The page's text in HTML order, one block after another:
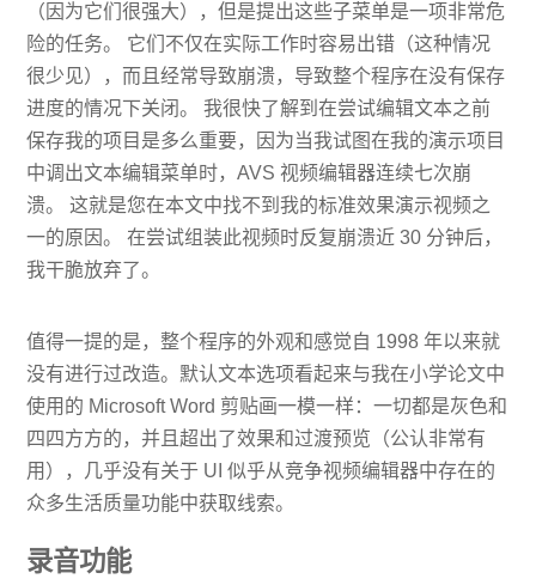
（因为它们很强大），但是提出这些子菜单是一项非常危
险的任务。 它们不仅在实际工作时容易出错（这种情况
很少见），而且经常导致崩溃，导致整个程序在没有保存
进度的情况下关闭。 我很快了解到在尝试编辑文本之前
保存我的项目是多么重要，因为当我试图在我的演示项目
中调出文本编辑菜单时，AVS 视频编辑器连续七次崩
溃。 这就是您在本文中找不到我的标准效果演示视频之
一的原因。 在尝试组装此视频时反复崩溃近 30 分钟后，
我干脆放弃了。
值得一提的是，整个程序的外观和感觉自 1998 年以来就
没有进行过改造。默认文本选项看起来与我在小学论文中
使用的 Microsoft Word 剪贴画一模一样：一切都是灰色和
四四方方的，并且超出了效果和过渡预览（公认非常有
用），几乎没有关于 UI 似乎从竞争视频编辑器中存在的
众多生活质量功能中获取线索。
录音功能